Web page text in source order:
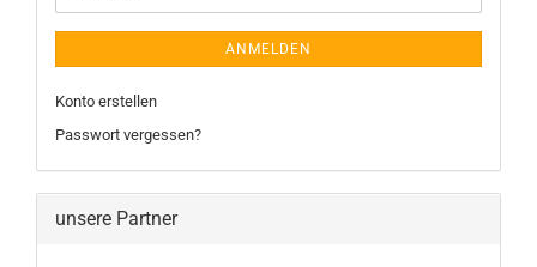
ANMELDEN
Konto erstellen
Passwort vergessen?
unsere Partner